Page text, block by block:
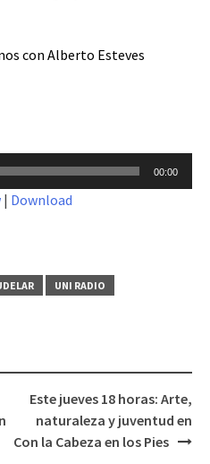
con Alberto Esteves
00:00
| Download
UNI RADIO
Este jueves 18 horas: Arte,
naturaleza y juventud en
Con la Cabeza en los Pies